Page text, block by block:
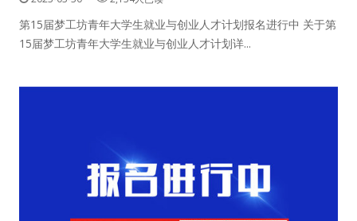
第15届梦工坊青年大学生就业与创业人才计划报名进行中 关于第
15届梦工坊青年大学生就业与创业人才计划详...